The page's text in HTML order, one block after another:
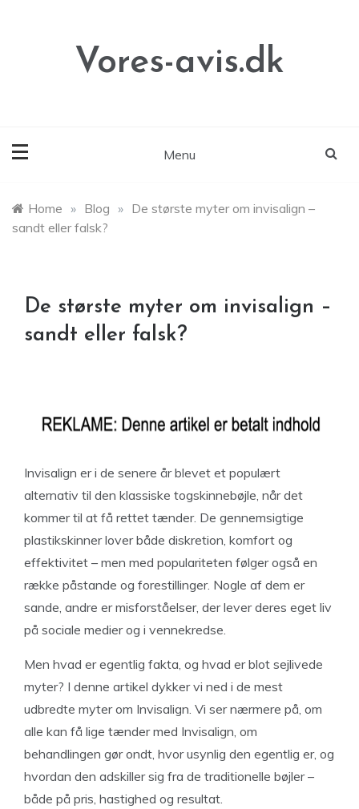
Vores-avis.dk
Menu
Home » Blog » De største myter om invisalign –
sandt eller falsk?
De største myter om invisalign –
sandt eller falsk?
Invisalign er i de senere år blevet et populært
alternativ til den klassiske togskinnebøjle, når det
kommer til at få rettet tænder. De gennemsigtige
plastikskinner lover både diskretion, komfort og
effektivitet – men med populariteten følger også en
række påstande og forestillinger. Nogle af dem er
sande, andre er misforståelser, der lever deres eget liv
på sociale medier og i vennekredse.
Men hvad er egentlig fakta, og hvad er blot sejlivede
myter? I denne artikel dykker vi ned i de mest
udbredte myter om Invisalign. Vi ser nærmere på, om
alle kan få lige tænder med Invisalign, om
behandlingen gør ondt, hvor usynlig den egentlig er, og
hvordan den adskiller sig fra de traditionelle bøjler –
både på pris, hastighed og resultat.